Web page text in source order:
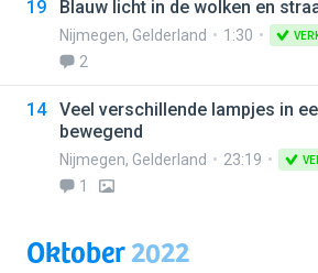
19 Blauw licht in de wolken en
Nijmegen, Gelderland 1:30
2
14
Veel verschillende lampjes in
bewegend
Nijmegen, Gelderland 23:19
1
Oktober2022